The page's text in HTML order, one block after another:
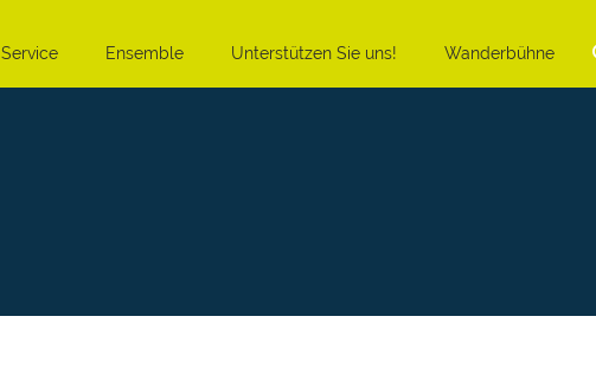
Service Ensemble Unterstützen Sie uns! Wanderbühne